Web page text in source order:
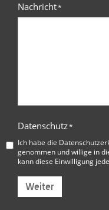
Nachricht*
Datenschutz*
Ich habe die
genommen und willige in
kann diese Einwilligung
Weiter